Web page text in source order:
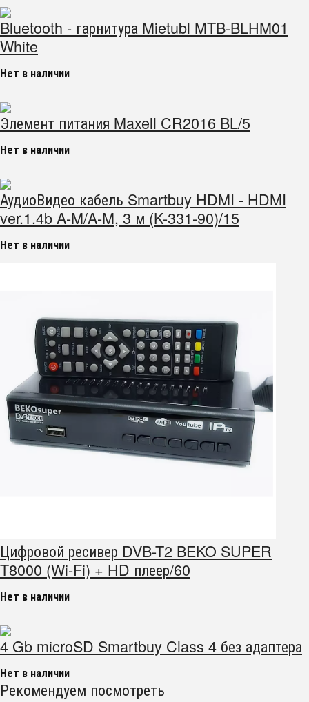
Bluetooth - гарнитура Mietubl MTB-BLHM01
White
Нет в наличии
Элемент питания Maxell CR2016 BL/5
Нет в наличии
АудиоВидео кабель Smartbuy HDMI - HDMI
ver.1.4b A-M/A-M, 3 м (K-331-90)/15
Нет в наличии
Цифровой ресивер DVB-T2 BEKO SUPER
T8000 (Wi-Fi) + HD плеер/60
Нет в наличии
4 Gb microSD Smartbuy Class 4 без адаптера
Нет в наличии
Рекомендуем посмотреть